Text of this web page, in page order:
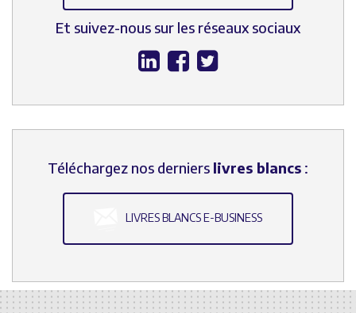
Et suivez-nous sur les réseaux sociaux
Téléchargez nos derniers livres blancs :
LIVRES BLANCS E-BUSINESS